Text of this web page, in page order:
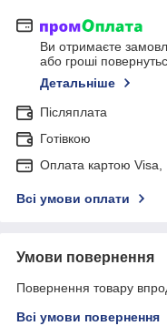
Ви отримаєте
або гроші
Детальніше
Післяплата
Готівкою
Оплата картою
Всі умови оплати
Умови повернення
Повернення товару
Всі умови повернення